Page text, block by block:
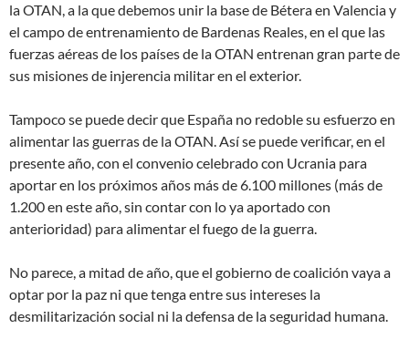
la OTAN, a la que debemos unir la base de Bétera en Valencia y
el campo de entrenamiento de Bardenas Reales, en el que las
fuerzas aéreas de los países de la OTAN entrenan gran parte de
sus misiones de injerencia militar en el exterior.
Tampoco se puede decir que España no redoble su esfuerzo en
alimentar las guerras de la OTAN. Así se puede verificar, en el
presente año, con el convenio celebrado con Ucrania para
aportar en los próximos años más de 6.100 millones (más de
1.200 en este año, sin contar con lo ya aportado con
anterioridad) para alimentar el fuego de la guerra.
No parece, a mitad de año, que el gobierno de coalición vaya a
optar por la paz ni que tenga entre sus intereses la
desmilitarización social ni la defensa de la seguridad humana.